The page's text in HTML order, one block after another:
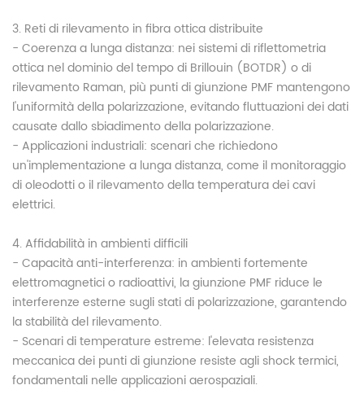
3. Reti di rilevamento in fibra ottica distribuite
- Coerenza a lunga distanza: nei sistemi di riflettometria
ottica nel dominio del tempo di Brillouin (BOTDR) o di
rilevamento Raman, più punti di giunzione PMF mantengono
l'uniformità della polarizzazione, evitando fluttuazioni dei dati
causate dallo sbiadimento della polarizzazione.
- Applicazioni industriali: scenari che richiedono
un'implementazione a lunga distanza, come il monitoraggio
di oleodotti o il rilevamento della temperatura dei cavi
elettrici.
4. Affidabilità in ambienti difficili
- Capacità anti-interferenza: in ambienti fortemente
elettromagnetici o radioattivi, la giunzione PMF riduce le
interferenze esterne sugli stati di polarizzazione, garantendo
la stabilità del rilevamento.
- Scenari di temperature estreme: l'elevata resistenza
meccanica dei punti di giunzione resiste agli shock termici,
fondamentali nelle applicazioni aerospaziali.